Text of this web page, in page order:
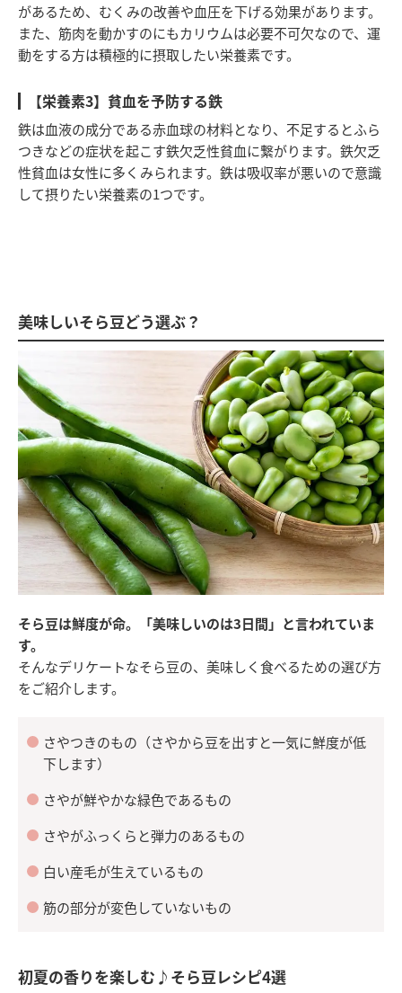
があるため、むくみの改善や血圧を下げる効果があります。
また、筋肉を動かすのにもカリウムは必要不可欠なので、運
動をする方は積極的に摂取したい栄養素です。
【栄養素3】貧血を予防する鉄
鉄は血液の成分である赤血球の材料となり、不足するとふら
つきなどの症状を起こす鉄欠乏性貧血に繋がります。鉄欠乏
性貧血は女性に多くみられます。鉄は吸収率が悪いので意識
して摂りたい栄養素の1つです。
美味しいそら豆どう選ぶ？
そら豆は鮮度が命。「美味しいのは3日間」と言われていま
す。
そんなデリケートなそら豆の、美味しく食べるための選び方
をご紹介します。
さやつきのもの（さやから豆を出すと一気に鮮度が低
下します）
さやが鮮やかな緑色であるもの
さやがふっくらと弾力のあるもの
白い産毛が生えているもの
筋の部分が変色していないもの
初夏の香りを楽しむ♪そら豆レシピ4選